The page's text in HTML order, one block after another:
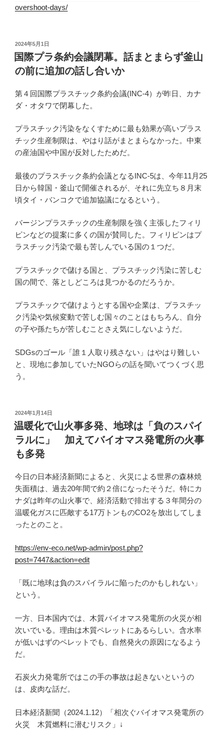
overshoot-days/
投
稿
日:
2024年5月1日
国際プラ条約会議閉幕。話まとまらず釜山
の前に追加の話し合いか
第４回国際プラスチック条約会議(INC-4）が昨日、カナ
ダ・オタワで閉幕した。
プラスチック汚染をなくすために最も効果が高いプラス
チック生産制限は、やはり話がまとまらなかった。中東
の産油国や中国が反対したためだ。
最後のプラスチック条約会議となるINC-5は、今年11月25
日から韓国・釜山で開催されるが、それに先立ち８月末
頃タイ・バンコクで追加協議になるという。
バージンプラスチックの生産制限を強く主張したフィリ
ピンなどの提案に多くの国が賛同した。フィリピンはプ
ラスチック汚染で最も苦しんでいる国の１つだ。
プラスチックで儲ける国と、プラスチック汚染に苦しむ
国の間で、落としどころは見つかるのだろうか。
プラスチックで儲けようとする国や企業は、プラスチッ
ク汚染や気候変動で苦しむ国々のことはもちろん、自分
の子や孫たちが苦しむことさえ気にしないようだ。
SDGsのゴール「誰１人取り残さない」はやはり難しい
と、現地に参加していたNGOらの話を聞いてつくづく思
う。
投
稿
日:
2024年1月14日
温暖化で山火事多発、地球は「負のスパイ
ラルに」 加えてバイオマス発電所の火事
も多発
今日の日本経済新聞によると、火災による世界の森林焼
失面積は、過去20年間で約２倍になったそうだ。特にカ
ナダは昨年の山火事で、経済活動で排出する３年間分の
温暖化ガスに匹敵する17万トンものCO2を放出してしま
ったとのこと。
https://env-eco.net/wp-admin/post.php?
post=7447&action=edit
「既に地球は負のスパイラルに陥ったのかもしれない」
という。
一方、日本国内では、木質バイオマス発電所の火災が相
次いでいる。理由は木質ペレットにあるらしい。含水率
が低いはずのペレットでも、自然発火の原因になるよう
だ。
石炭火力発電所ではこの手の事故は起きないというの
は、皮肉な話だ。
日本経済新聞（2024.1.12）「相次ぐバイオマス発電所の
火災 木質燃料に潜むリスク」↓